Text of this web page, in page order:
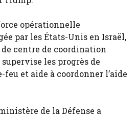
opérationnelle
par les États-Unis en Israël,
centre de coordination
les progrès de
feu et aide à coordonner l’aide
de la Défense a